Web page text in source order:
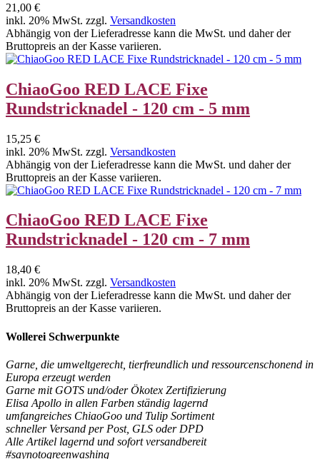
21,00 €
inkl. 20% MwSt. zzgl. Versandkosten
Abhängig von der Lieferadresse kann die MwSt. und daher der
Bruttopreis an der Kasse variieren.
ChiaoGoo RED LACE Fixe
Rundstricknadel - 120 cm - 5 mm
15,25 €
inkl. 20% MwSt. zzgl. Versandkosten
Abhängig von der Lieferadresse kann die MwSt. und daher der
Bruttopreis an der Kasse variieren.
ChiaoGoo RED LACE Fixe
Rundstricknadel - 120 cm - 7 mm
18,40 €
inkl. 20% MwSt. zzgl. Versandkosten
Abhängig von der Lieferadresse kann die MwSt. und daher der
Bruttopreis an der Kasse variieren.
Wollerei Schwerpunkte
Garne, die umweltgerecht, tierfreundlich und ressourcenschonend in
Europa erzeugt werden
Garne mit GOTS und/oder Ökotex Zertifizierung
Elisa Apollo in allen Farben ständig lagernd
umfangreiches ChiaoGoo und Tulip Sortiment
schneller Versand per Post, GLS oder DPD
Alle Artikel lagernd und sofort versandbereit
#saynotogreenwashing